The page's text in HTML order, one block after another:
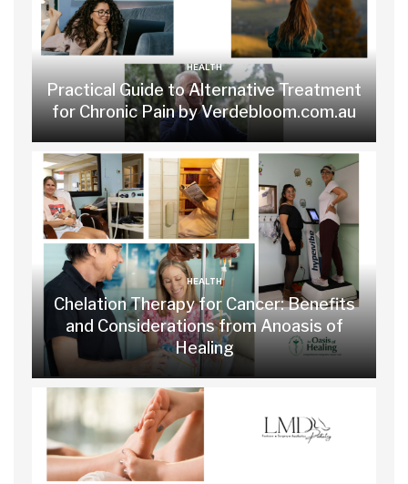
HEALTH
Practical Guide to Alternative Treatment
for Chronic Pain by Verdebloom.com.au
HEALTH
Chelation Therapy for Cancer: Benefits
and Considerations from Anoasis of
Healing